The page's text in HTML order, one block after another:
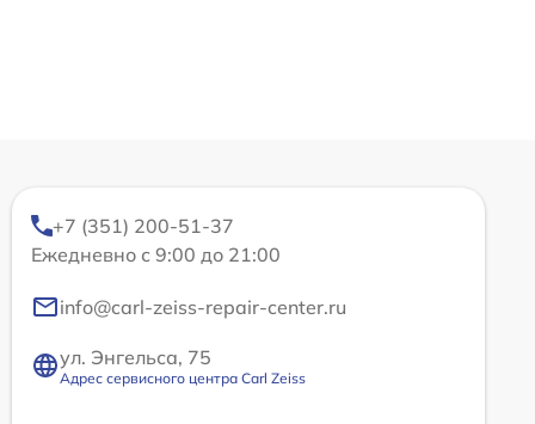
+7 (351) 200-51-37
Ежедневно с 9:00 до 21:00
info@carl-zeiss-repair-center.ru
ул. Энгельса, 75
Адрес сервисного центра Carl Zeiss